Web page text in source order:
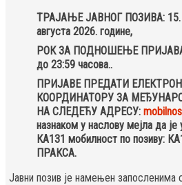
ТРАЈАЊЕ ЈАВНОГ ПОЗИВА: 15.
августа 2026. године,
РОК ЗА ПОДНОШЕЊЕ ПРИЈАВА:
до 23:59 часова..
ПРИЈАВЕ ПРЕДАТИ
КООРДИНАТОРУ ЗА
НА СЛЕДЕЋУ АДРЕСУ:
назнаком у наслову мејла да је
КА131 мобилност по позиву:
ПРАКСА.
Јавни позив је намењен запосленима